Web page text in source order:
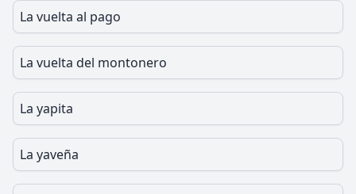
La vuelta al pago
La vuelta del montonero
La yapita
La yaveña